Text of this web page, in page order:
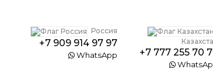
Россия
+7 909 914 97 97
WhatsApp +7 777 255 70